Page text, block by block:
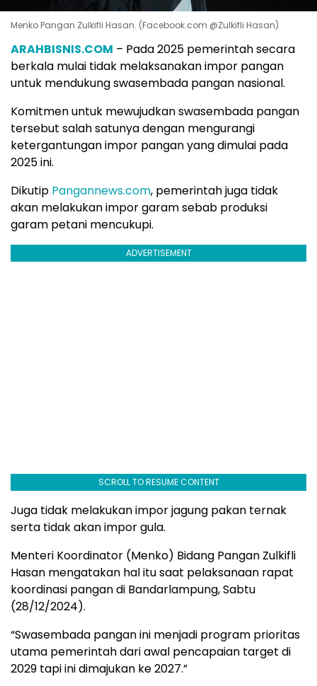
Menko Pangan Zulkifli Hasan. (Facebook.com @Zulkifli Hasan)
ARAHBISNIS.COM – Pada 2025 pemerintah secara
berkala mulai tidak melaksanakan impor pangan
untuk mendukung swasembada pangan nasional.
Komitmen untuk mewujudkan swasembada pangan
tersebut salah satunya dengan mengurangi
ketergantungan impor pangan yang dimulai pada
2025 ini.
Dikutip Pangannews.com, pemerintah juga tidak
akan melakukan impor garam sebab produksi
garam petani mencukupi.
ADVERTISEMENT
SCROLL TO RESUME CONTENT
Juga tidak melakukan impor jagung pakan ternak
serta tidak akan impor gula.
Menteri Koordinator (Menko) Bidang Pangan Zulkifli
Hasan mengatakan hal itu saat pelaksanaan rapat
koordinasi pangan di Bandarlampung, Sabtu
(28/12/2024).
“Swasembada pangan ini menjadi program prioritas
utama pemerintah dari awal pencapaian target di
2029 tapi ini dimajukan ke 2027.”